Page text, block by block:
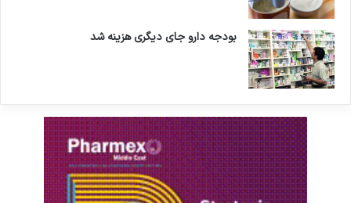
بودجه دارو جای دیگری هزینه شد